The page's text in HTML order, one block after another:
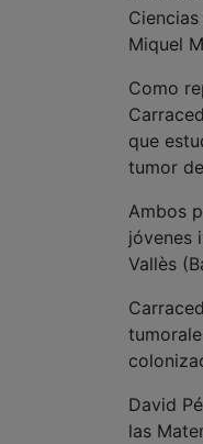
Miquel
Como
que
tumor
Ambos
jóvenes
Vallès
David
las